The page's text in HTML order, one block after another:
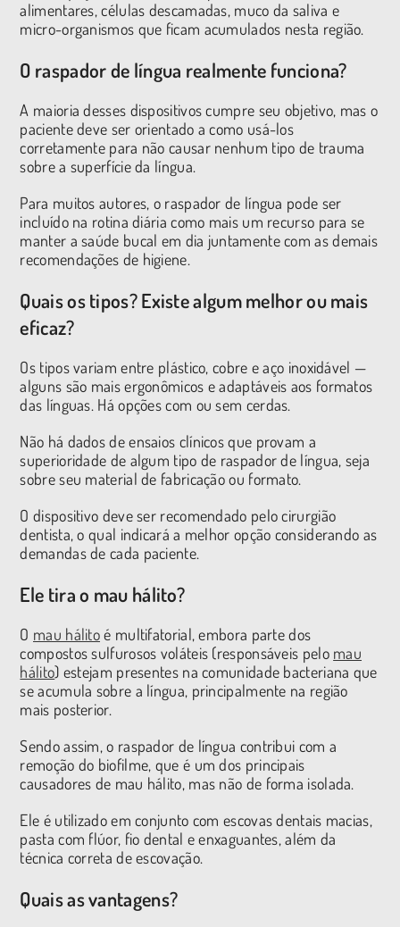
alimentares, células descamadas, muco da saliva e
micro-organismos que ficam acumulados nesta região.
O raspador de língua realmente funciona?
A maioria desses dispositivos cumpre seu objetivo, mas o
paciente deve ser orientado a como usá-los
corretamente para não causar nenhum tipo de trauma
sobre a superfície da língua.
Para muitos autores, o raspador de língua pode ser
incluído na rotina diária como mais um recurso para se
manter a saúde bucal em dia juntamente com as demais
recomendações de higiene.
Quais os tipos? Existe algum melhor ou mais
eficaz?
Os tipos variam entre plástico, cobre e aço inoxidável —
alguns são mais ergonômicos e adaptáveis aos formatos
das línguas. Há opções com ou sem cerdas.
Não há dados de ensaios clínicos que provam a
superioridade de algum tipo de raspador de língua, seja
sobre seu material de fabricação ou formato.
O dispositivo deve ser recomendado pelo cirurgião
dentista, o qual indicará a melhor opção considerando as
demandas de cada paciente.
Ele tira o mau hálito?
O mau hálitoé multifatorial, embora parte dos
compostos sulfurosos voláteis (responsáveis pelo mau
hálito) estejam presentes na comunidade bacteriana que
se acumula sobre a língua, principalmente na região
mais posterior.
Sendo assim, o raspador de língua contribui com a
remoção do biofilme, que é um dos principais
causadores de mau hálito, mas não de forma isolada.
Ele é utilizado em conjunto com escovas dentais macias,
pasta com flúor, fio dental e enxaguantes, além da
técnica correta de escovação.
Quais as vantagens?